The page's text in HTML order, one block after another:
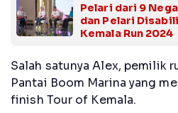
Pelari dari 9
dan Pelari
Kemala Run 2024
Salah satunya Alex, pemilik
Pantai Boom Marina yang
finish Tour of Kemala.